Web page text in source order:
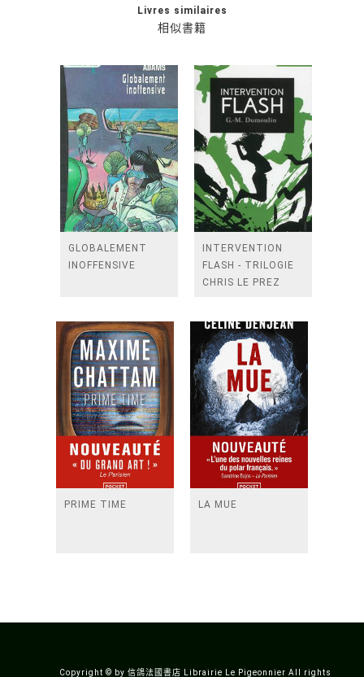
相似書籍
Livres similaires
GLOBALEMENT
INOFFENSIVE
INTERVENTION
FLASH - TRILOGIE
CHRIS LE PREZ
PRIME TIME LA MUE
Copyright © by 信鴿法國書店 Librairie Le Pigeonnier All rights